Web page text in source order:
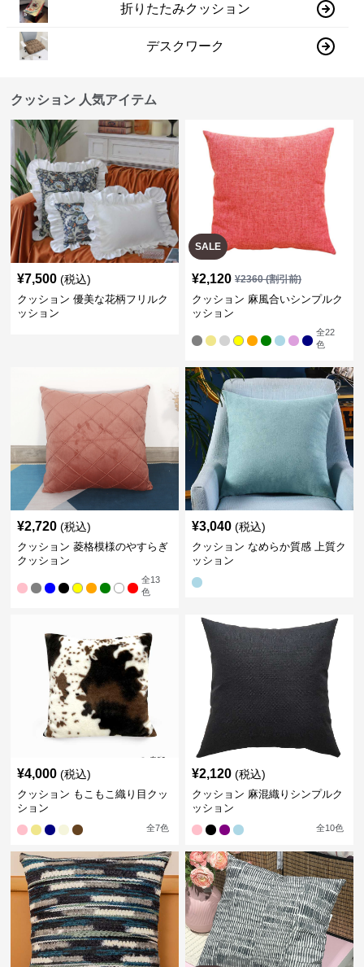
折りたたみクッション
デスクワーク
クッション 人気アイテム
¥7,500 (税込)
クッション 優美な花柄フリルク
ッション
SALE
¥2,120 ¥2360(割引前)
クッション 麻風合いシンプルク
ッション
全22
色
¥2,720 (税込)
クッション 菱格模様のやすらぎ
クッション
全13
色
¥3,040 (税込)
クッション なめらか質感 上質ク
ッション
¥4,000 (税込)
クッション もこもこ織り目クッ
ション
全7色
¥2,120 (税込)
クッション 麻混織りシンプルク
ッション
全10色